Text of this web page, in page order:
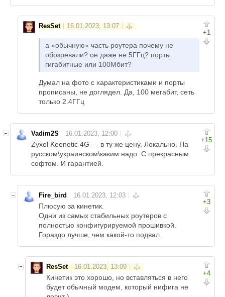
+1
ResSet
а «обычную» часть роутера почему не
обозревали? он даже не 5ГГц? порты
гигабитные или 100Мбит?
Думал на фото с характеристиками и порты
прописаны, не доглядел. Да, 100 мегабит, сеть
только 2.4ГГц
+15
Vadim2S
Zyxel Keenetic 4G — в ту же цену. Локально. На
русском\украинском\каким надо. С прекрасным
софтом. И гарантией.
+3
Fire_bird
Плюсую за кинетик.
Одни из самых стабильных роутеров с
полностью конфигурируемой прошивкой.
Гораздо лучше, чем какой-то подвал.
+4
ResSet
Кинетик это хорошо, но вставляться в него
будет обычный модем, который нифига не